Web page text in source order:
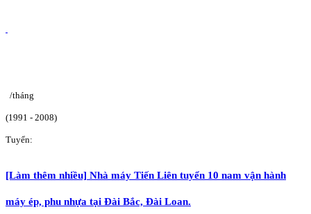
/tháng
(1991 - 2008)
Tuyển:
[Làm thêm nhiều] Nhà máy Tiến Liên tuyển 10 nam vận hành
máy ép, phu nhựa tại Đài Bắc, Đài Loan.